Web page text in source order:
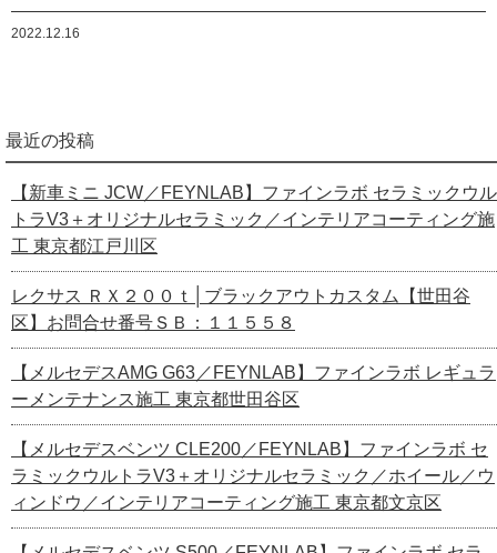
2022.12.16
最近の投稿
【新車ミニ JCW／FEYNLAB】ファインラボ セラミックウル
トラV3＋オリジナルセラミック／インテリアコーティング施
工 東京都江戸川区
レクサス ＲＸ２００ｔ│ブラックアウトカスタム【世田谷
区】お問合せ番号ＳＢ：１１５５８
【メルセデスAMG G63／FEYNLAB】ファインラボ レギュラ
ーメンテナンス施工 東京都世田谷区
【メルセデスベンツ CLE200／FEYNLAB】ファインラボ セ
ラミックウルトラV3＋オリジナルセラミック／ホイール／ウ
ィンドウ／インテリアコーティング施工 東京都文京区